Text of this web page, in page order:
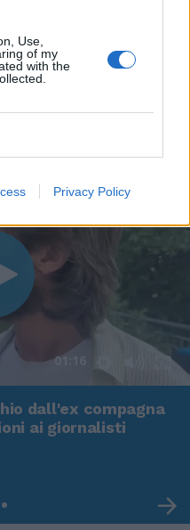
Use,
of my
with the
Privacy Policy
01:16
dall'ex compagna
ai giornalisti